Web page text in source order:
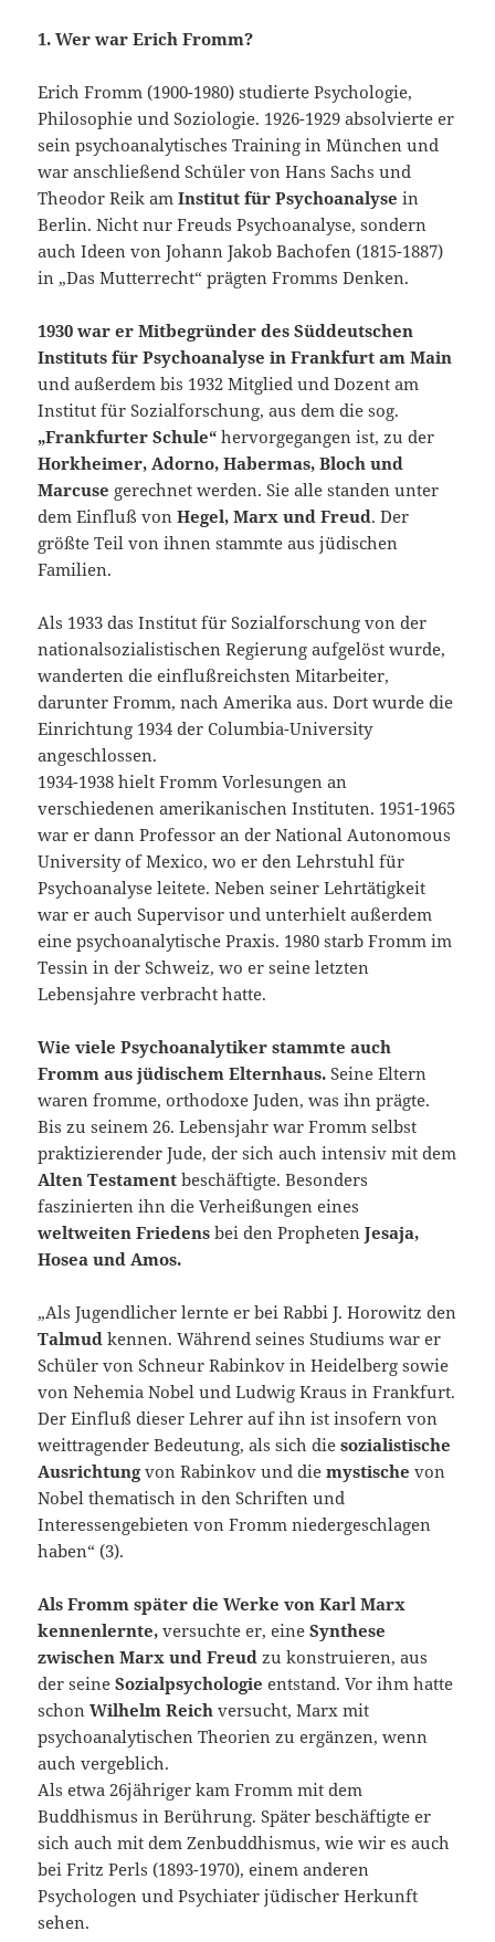
1. Wer war Erich Fromm?
Erich Fromm (1900-1980) studierte Psychologie,
Philosophie und Soziologie. 1926-1929 absolvierte er
sein psychoanalytisches Training in München und
war anschließend Schüler von Hans Sachs und
Theodor Reik amInstitut für Psychoanalyse in
Berlin. Nicht nur Freuds Psychoanalyse, sondern
auch Ideen von Johann Jakob Bachofen (1815-1887)
in „Das Mutterrecht“ prägten Fromms Denken.
1930 war er Mitbegründer des Süddeutschen
Instituts für Psychoanalyse in Frankfurt am Main
und außerdem bis 1932 Mitglied und Dozent am
Institut für Sozialforschung, aus dem die sog.
„Frankfurter Schule“ hervorgegangen ist, zu der
Horkheimer, Adorno, Habermas, Bloch und
Marcuse gerechnet werden. Sie alle standen unter
dem Einfluß vonHegel, Marx und Freud. Der
größte Teil von ihnen stammte aus jüdischen
Familien.
Als 1933 das Institut für Sozialforschung von der
nationalsozialistischen Regierung aufgelöst wurde,
wanderten die einflußreichsten Mitarbeiter,
darunter Fromm, nach Amerika aus. Dort wurde die
Einrichtung 1934 der Columbia-University
angeschlossen.
1934-1938 hielt Fromm Vorlesungen an
verschiedenen amerikanischen Instituten. 1951-1965
war er dann Professor an der National Autonomous
University of Mexico, wo er den Lehrstuhl für
Psychoanalyse leitete. Neben seiner Lehrtätigkeit
war er auch Supervisor und unterhielt außerdem
eine psychoanalytische Praxis. 1980 starb Fromm im
Tessin in der Schweiz, wo er seine letzten
Lebensjahre verbracht hatte.
Wie viele Psychoanalytiker stammte auch
Fromm aus jüdischem Elternhaus. Seine Eltern
waren fromme, orthodoxe Juden, was ihn prägte.
Bis zu seinem 26. Lebensjahr war Fromm selbst
praktizierender Jude, der sich auch intensiv mit dem
Alten Testament beschäftigte. Besonders
faszinierten ihn die Verheißungen eines
weltweiten Friedens bei den ProphetenJesaja,
Hosea und Amos.
„Als Jugendlicher lernte er bei Rabbi J. Horowitz den
Talmud kennen. Während seines Studiums war er
Schüler von Schneur Rabinkov in Heidelberg sowie
von Nehemia Nobel und Ludwig Kraus in Frankfurt.
Der Einfluß dieser Lehrer auf ihn ist insofern von
weittragender Bedeutung, als sich diesozialistische
Ausrichtungvon Rabinkov und diemystische von
Nobel thematisch in den Schriften und
Interessengebieten von Fromm niedergeschlagen
haben“ (3).
Als Fromm später die Werke von Karl Marx
kennenlernte, versuchte er, eineSynthese
zwischen Marx und Freud zu konstruieren, aus
der seineSozialpsychologie entstand. Vor ihm hatte
schonWilhelm Reich versucht, Marx mit
psychoanalytischen Theorien zu ergänzen, wenn
auch vergeblich.
Als etwa 26jähriger kam Fromm mit dem
Buddhismus in Berührung. Später beschäftigte er
sich auch mit dem Zenbuddhismus, wie wir es auch
bei Fritz Perls (1893-1970), einem anderen
Psychologen und Psychiater jüdischer Herkunft
sehen.